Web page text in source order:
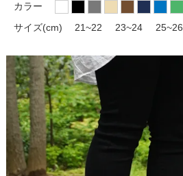
カラー
サイズ(cm)
21~22 23~24 25~26